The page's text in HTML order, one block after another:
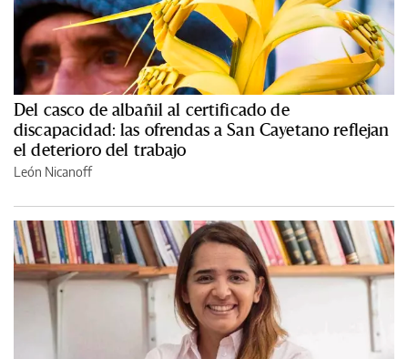
Del casco de albañil al certificado de
discapacidad: las ofrendas a San Cayetano reflejan
el deterioro del trabajo
León Nicanoff